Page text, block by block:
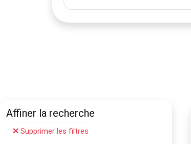
Affiner la recherche
Supprimer les filtres